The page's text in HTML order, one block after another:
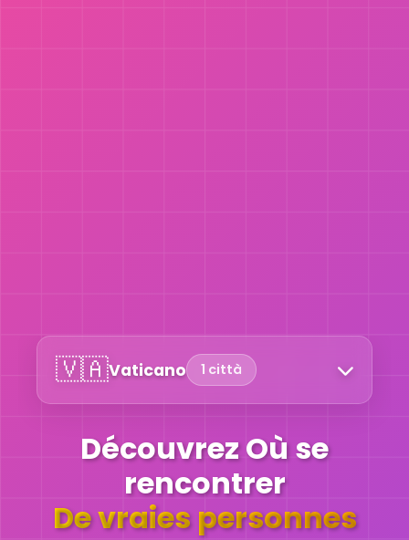
🇻🇦Vaticano 1 città
Découvrez Où se
rencontrer
De vraies personnes